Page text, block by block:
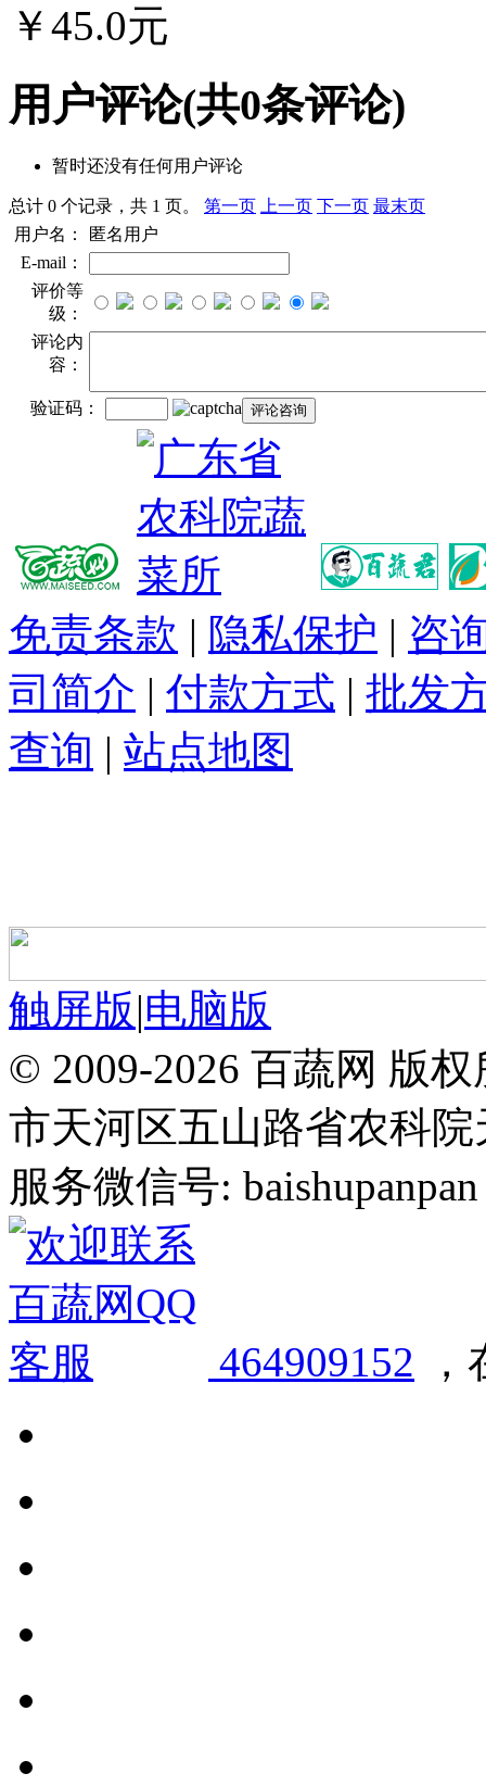
￥45.0元
用户评论(共0条评论)
暂时还没有任何用户评论
总计 0 个记录，共 1 页。 第一页 上一页 下一页 最末页
用户名：
匿名用户
E-mail：
评价等
级：
评论内
容：
验证码：
免责条款 | 隐私保护 | 咨
司简介 | 付款方式 | 批发
查询 | 站点地图
触屏版|电脑版
© 2009-2026 百蔬网 版
市天河区五山路省农科院
服务微信号:
464909152